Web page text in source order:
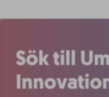
Sök till